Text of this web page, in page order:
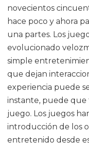
novecientos
hace poco y ahora
una partes. Los
evolucionado
simple
que dejan
experiencia puede
instante, puede que
juego. Los juegos
introducción de los
entretenido desde